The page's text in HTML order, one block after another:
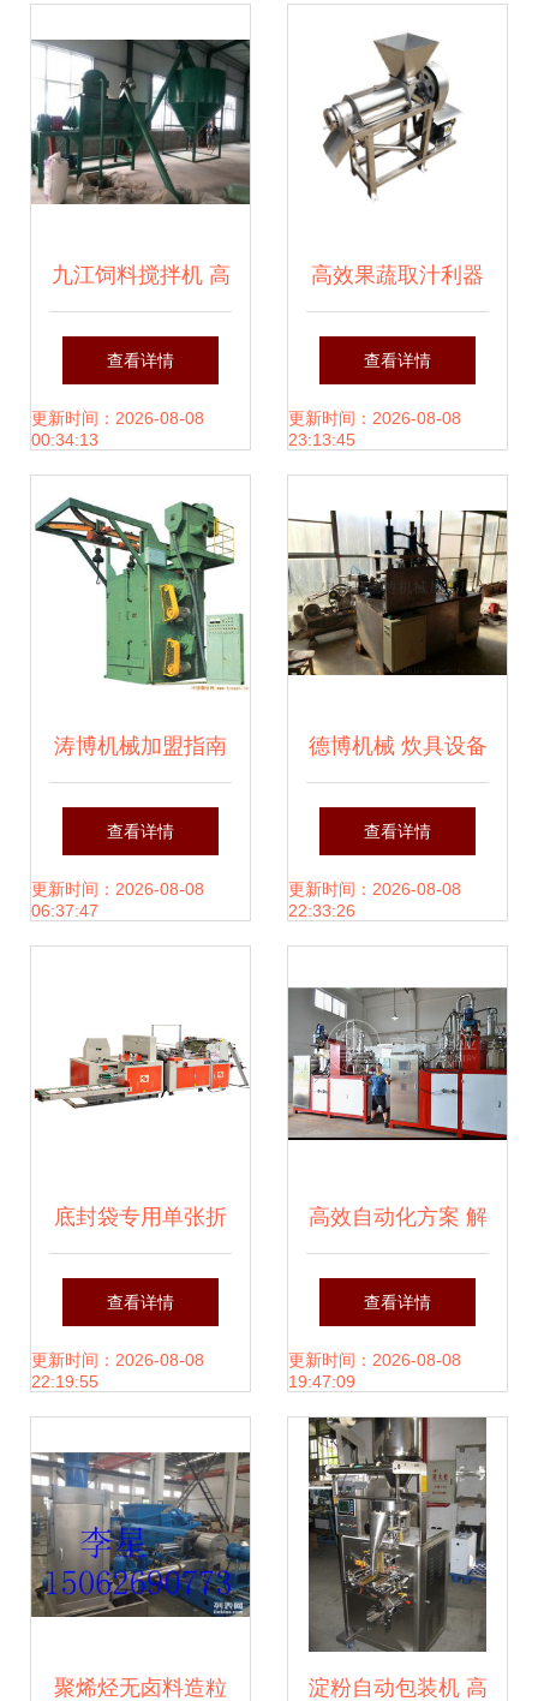
九江饲料搅拌机 高
效混合，养殖必备
——河南发得机械
查看详情
更新时间：2026-08-08
00:34:13
高效果蔬取汁利器
舜工机械2.5T螺旋
榨汁机解析
查看详情
更新时间：2026-08-08
23:13:45
涛博机械加盟指南
投资成本与连锁优
势全解析
查看详情
更新时间：2026-08-08
06:37:47
德博机械 炊具设备
汤桶拉伸机的专业
供应商
查看详情
更新时间：2026-08-08
22:33:26
底封袋专用单张折
袋机 上海青浦机械
设备的高效之选
查看详情
更新时间：2026-08-08
22:19:55
高效自动化方案 解
析注塑机供料与聚
氨酯发泡浇注机选
购指南
查看详情
更新时间：2026-08-08
19:47:09
聚烯烃无卤料造粒 淀粉自动包装机 高